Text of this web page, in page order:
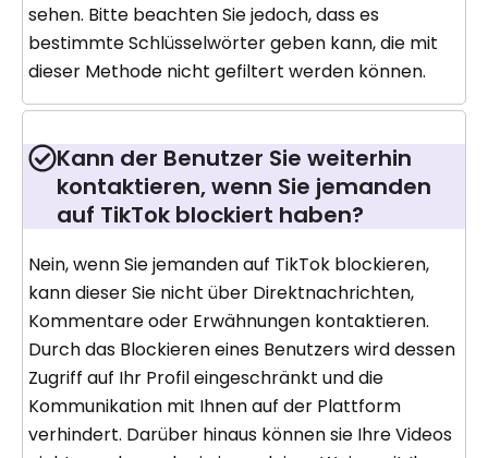
sehen. Bitte beachten Sie jedoch, dass es
bestimmte Schlüsselwörter geben kann, die mit
dieser Methode nicht gefiltert werden können.
Kann der Benutzer Sie weiterhin
kontaktieren, wenn Sie jemanden
auf TikTok blockiert haben?
Nein, wenn Sie jemanden auf TikTok blockieren,
kann dieser Sie nicht über Direktnachrichten,
Kommentare oder Erwähnungen kontaktieren.
Durch das Blockieren eines Benutzers wird dessen
Zugriff auf Ihr Profil eingeschränkt und die
Kommunikation mit Ihnen auf der Plattform
verhindert. Darüber hinaus können sie Ihre Videos